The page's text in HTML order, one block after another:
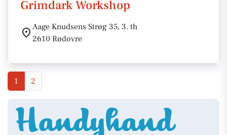
Grimdark Workshop
Aage Knudsens Strøg 35, 3. th
2610 Rødovre
1 2